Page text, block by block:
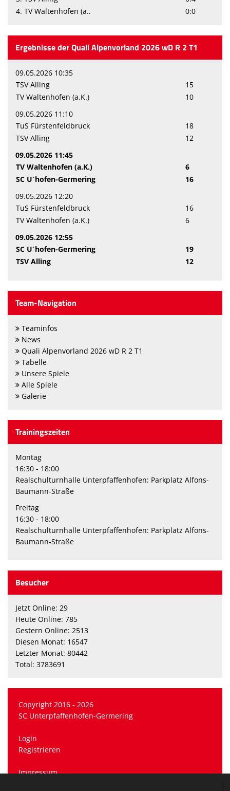
4. TV Waltenhofen (a..
0:0
Ergebnisse der Quali Alpenvorland 2026 wD R 2 T1
09.05.2026 10:35
TSV Alling
15
TV Waltenhofen (a.K.)
10
09.05.2026 11:10
TuS Fürstenfeldbruck
18
TSV Alling
12
09.05.2026 11:45
TV Waltenhofen (a.K.)
6
SC U´hofen-Germering
16
09.05.2026 12:20
TuS Fürstenfeldbruck
16
TV Waltenhofen (a.K.)
6
09.05.2026 12:55
SC U´hofen-Germering
19
TSV Alling
12
Team-Navigation
Teaminfos
News
Quali Alpenvorland 2026 wD R 2 T1
Tabelle
Unsere Spiele
Alle Spiele
Galerie
Trainingszeiten
Montag
16:30 - 18:00
Realschulturnhalle Unterpfaffenhofen: Parkplatz Alfons-
Baumann-Straße
Freitag
16:30 - 18:00
Realschulturnhalle Unterpfaffenhofen: Parkplatz Alfons-
Baumann-Straße
Besucher
Jetzt Online: 29
Heute Online: 785
Gestern Online: 2513
Diesen Monat: 16547
Letzter Monat: 80442
Total: 3783691
Copyright 2016 - 2026
SC Unterpfaffenhofen-Germering
Login
Registrieren
Impressum